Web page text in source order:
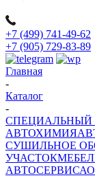
+7 (499) 741-49-62
+7 (905) 729-83-89
Главная
-
Каталог
-
СПЕЦИАЛЬНЫЙ
АВТОХИМИЯ
СУШИЛЬНОЕ
УЧАСТОК
АВТОСЕРВИСА